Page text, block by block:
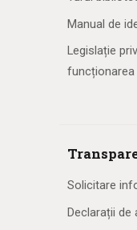
Manual de
Legislație
Solicitare
Declarații de